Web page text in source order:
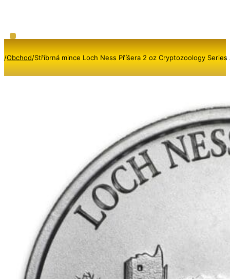
/Obchod/Stříbrná mince Loch Ness Příšera 2 oz Cryptozoology